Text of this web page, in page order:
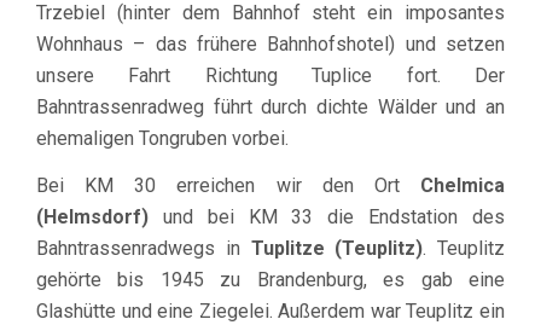
Trzebiel (hinter dem Bahnhof steht ein imposantes
Wohnhaus – das frühere Bahnhofshotel) und setzen
unsere Fahrt Richtung Tuplice fort. Der
Bahntrassenradweg führt durch dichte Wälder und an
ehemaligen Tongruben vorbei.
Bei KM 30 erreichen wir den OrtChelmica
(Helmsdorf) und bei KM 33 die Endstation des
Bahntrassenradwegs in Tuplitze (Teuplitz). Teuplitz
gehörte bis 1945 zu Brandenburg, es gab eine
Glashütte und eine Ziegelei. Außerdem war Teuplitz ein